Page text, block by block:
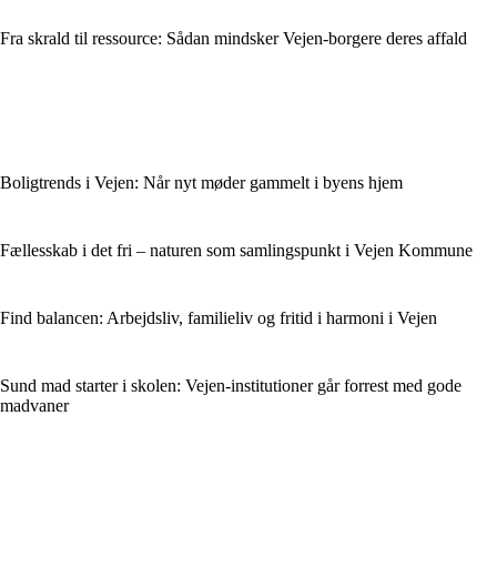
Fra skrald til ressource: Sådan mindsker Vejen-borgere deres affald
Boligtrends i Vejen: Når nyt møder gammelt i byens hjem
Fællesskab i det fri – naturen som samlingspunkt i Vejen Kommune
Find balancen: Arbejdsliv, familieliv og fritid i harmoni i Vejen
Sund mad starter i skolen: Vejen-institutioner går forrest med gode
madvaner